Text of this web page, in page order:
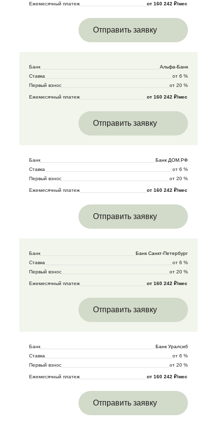
Ежемесячный платеж от 160 242 ₽/мес
Отправить заявку
Банк
Альфа-Банк
Ставка
от 6 %
Первый взнос
от 20 %
Ежемесячный платеж от 160 242 ₽/мес
Отправить заявку
Банк
Банк ДОМ.РФ
Ставка
от 6 %
Первый взнос
от 20 %
Ежемесячный платеж от 160 242 ₽/мес
Отправить заявку
Банк
Банк Санкт-Петербург
Ставка
от 6 %
Первый взнос
от 20 %
Ежемесячный платеж от 160 242 ₽/мес
Отправить заявку
Банк
Банк Уралсиб
Ставка
от 6 %
Первый взнос
от 20 %
Ежемесячный платеж от 160 242 ₽/мес
Отправить заявку